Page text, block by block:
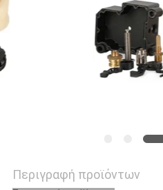
Περιγραφή προϊόντων